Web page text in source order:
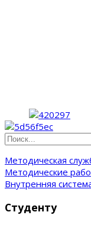
Методическая
Методические
Внутренняя
Студенту